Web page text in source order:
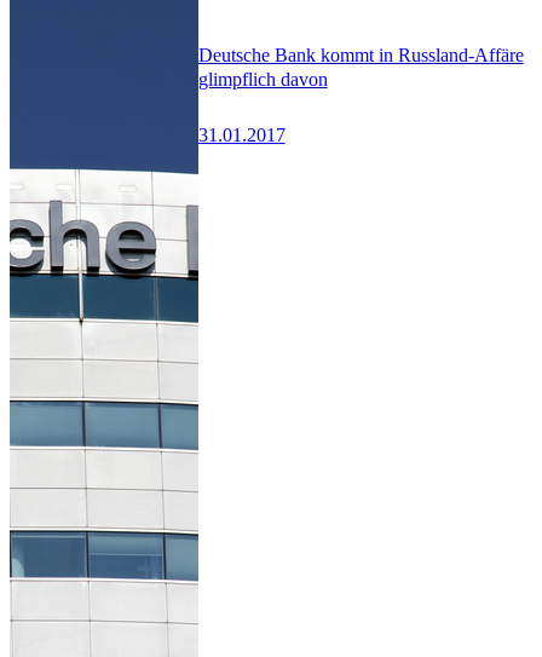
Deutsche Bank kommt in Russland-Affäre
glimpflich davon
31.01.2017